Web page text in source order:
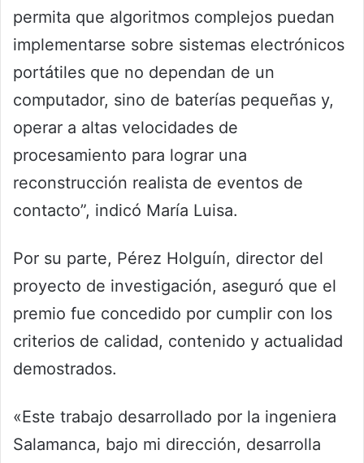
permita que algoritmos complejos puedan
implementarse sobre sistemas electrónicos
portátiles que no dependan de un
computador, sino de baterías pequeñas y,
operar a altas velocidades de
procesamiento para lograr una
reconstrucción realista de eventos de
contacto”, indicó María Luisa.
Por su parte, Pérez Holguín, director del
proyecto de investigación, aseguró que el
premio fue concedido por cumplir con los
criterios de calidad, contenido y actualidad
demostrados.
«Este trabajo desarrollado por la ingeniera
Salamanca, bajo mi dirección, desarrolla